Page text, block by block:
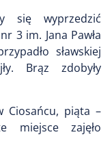
się wyprzedzić
3 im. Jana Pawła
sławskiej
Brąz zdobyły
Ciosańcu, piąta –
miejsce zajęło